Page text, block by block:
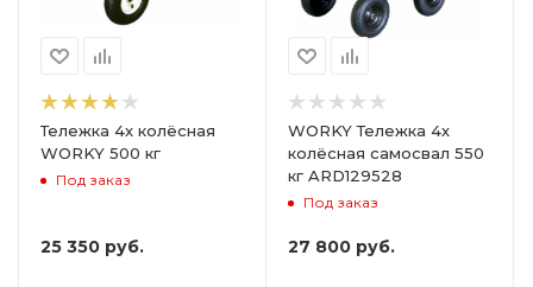
Тележка 4х колёсная
WORKY 500 кг
Под заказ
25 350 руб.
WORKY Тележка 4х
колёсная самосвал 550
кг ARD129528
Под заказ
27 800 руб.